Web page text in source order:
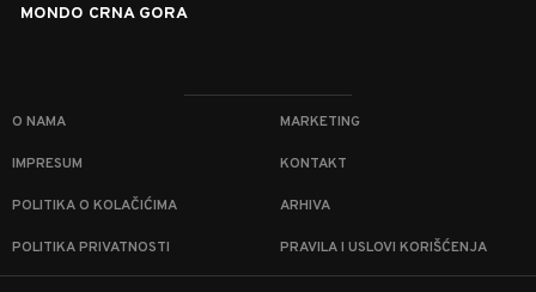
MONDO CRNA GORA
O NAMA MARKETING
IMPRESUM KONTAKT
POLITIKA O KOLAČIĆIMA ARHIVA
POLITIKA PRIVATNOSTI PRAVILA I USLOVI KORIŠĆENJA